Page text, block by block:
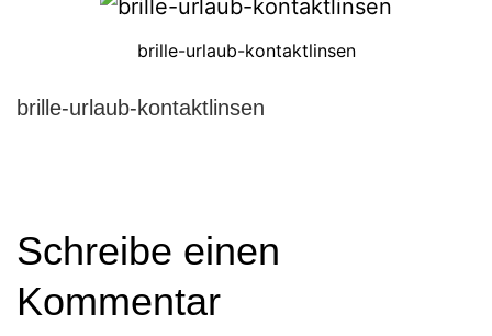
brille-urlaub-kontaktlinsen
brille-urlaub-kontaktlinsen
Schreibe einen
Kommentar